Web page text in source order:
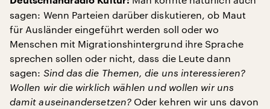
sagen: Wenn Parteien darüber diskutieren, ob Maut
für Ausländer eingeführt werden soll oder wo
Menschen mit Migrationshintergrund ihre Sprache
sprechen sollen oder nicht, dass die Leute dann
sagen: Sind das die Themen, die uns interessieren?
Wollen wir die wirklich wählen und wollen wir uns
damit auseinandersetzen? Oder kehren wir uns davon